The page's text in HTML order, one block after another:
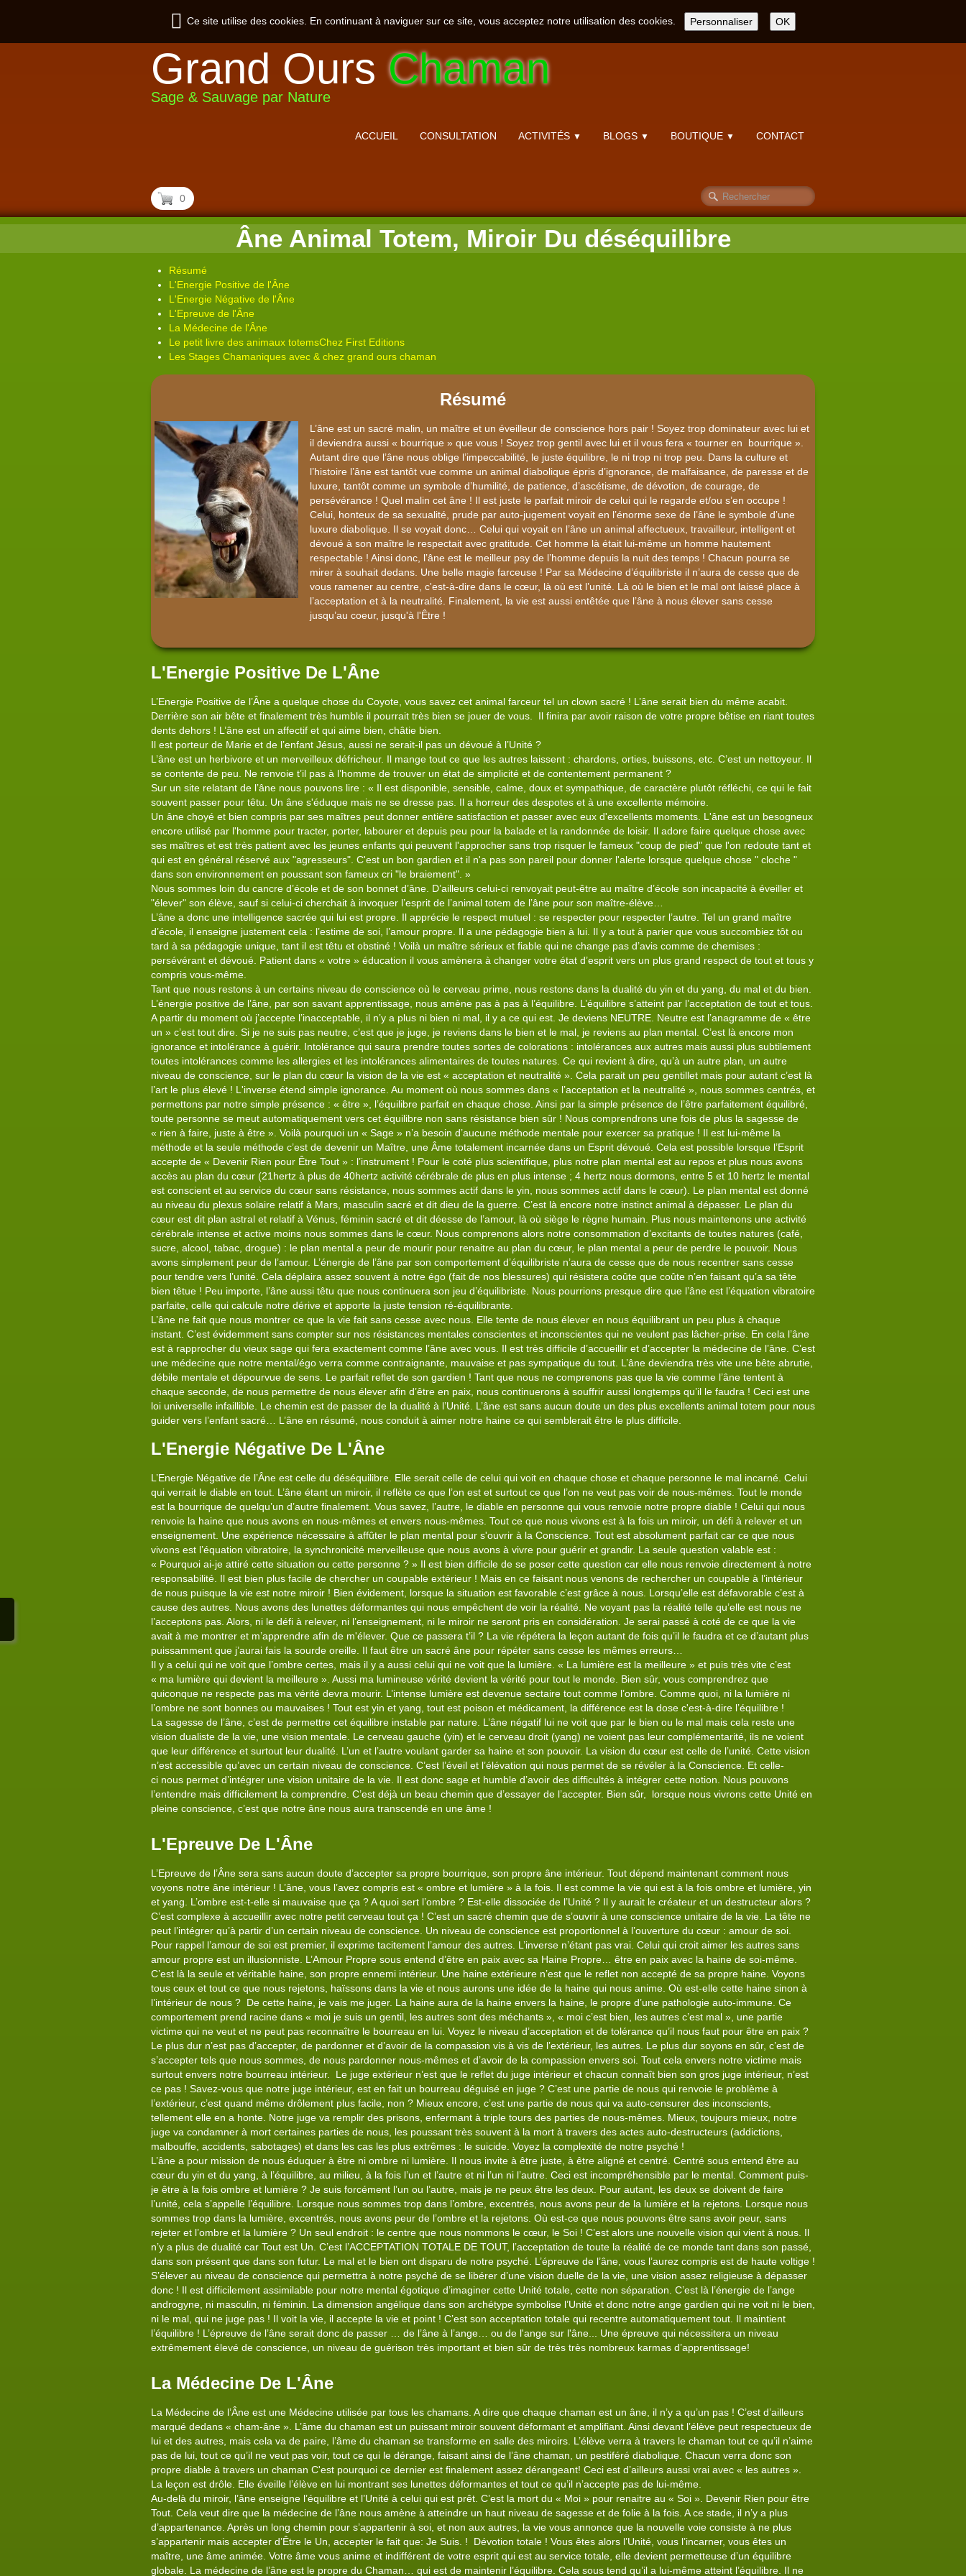
Ce site utilise des cookies. En continuant à naviguer sur ce site, vous acceptez notre utilisation des cookies. Personnaliser OK
Grand OursChaman
Sage & Sauvage par Nature
ACCUEIL CONSULTATION ACTIVITÉS ▼ BLOGS ▼ BOUTIQUE ▼ CONTACT
0
Âne Animal Totem, Miroir Du déséquilibre
Résumé
L'Energie Positive de l'Âne
L'Energie Négative de l'Âne
L'Epreuve de l'Âne
La Médecine de l'Âne
Le petit livre des animaux totemsChez First Editions
Les Stages Chamaniques avec & chez grand ours chaman
Résumé
L’âne est un sacré malin, un maître et un éveilleur de conscience hors pair ! Soyez trop dominateur avec lui et
il deviendra aussi « bourrique » que vous ! Soyez trop gentil avec lui et il vous fera « tourner en bourrique ».
Autant dire que l’âne nous oblige l’impeccabilité, le juste équilibre, le ni trop ni trop peu. Dans la culture et
l’histoire l’âne est tantôt vue comme un animal diabolique épris d’ignorance, de malfaisance, de paresse et de
luxure, tantôt comme un symbole d’humilité, de patience, d’ascétisme, de dévotion, de courage, de
persévérance ! Quel malin cet âne ! Il est juste le parfait miroir de celui qui le regarde et/ou s’en occupe !
Celui, honteux de sa sexualité, prude par auto-jugement voyait en l’énorme sexe de l’âne le symbole d’une
luxure diabolique. Il se voyait donc… Celui qui voyait en l’âne un animal affectueux, travailleur, intelligent et
dévoué à son maître le respectait avec gratitude. Cet homme là était lui-même un homme hautement
respectable ! Ainsi donc, l’âne est le meilleur psy de l’homme depuis la nuit des temps ! Chacun pourra se
mirer à souhait dedans. Une belle magie farceuse ! Par sa Médecine d’équilibriste il n’aura de cesse que de
vous ramener au centre, c'est-à-dire dans le cœur, là où est l’unité. Là où le bien et le mal ont laissé place à
l’acceptation et à la neutralité. Finalement, la vie est aussi entêtée que l’âne à nous élever sans cesse
jusqu’au coeur, jusqu'à l'Être !
L'Energie Positive De L'Âne
L’Energie Positive de l’Âne a quelque chose du Coyote, vous savez cet animal farceur tel un clown sacré ! L’âne serait bien du même acabit.
Derrière son air bête et finalement très humble il pourrait très bien se jouer de vous. Il finira par avoir raison de votre propre bêtise en riant toutes
dents dehors ! L’âne est un affectif et qui aime bien, châtie bien.
Il est porteur de Marie et de l’enfant Jésus, aussi ne serait-il pas un dévoué à l’Unité ?
L’âne est un herbivore et un merveilleux défricheur. Il mange tout ce que les autres laissent : chardons, orties, buissons, etc. C’est un nettoyeur. Il
se contente de peu. Ne renvoie t’il pas à l’homme de trouver un état de simplicité et de contentement permanent ?
Sur un site relatant de l’âne nous pouvons lire : « Il est disponible, sensible, calme, doux et sympathique, de caractère plutôt réfléchi, ce qui le fait
souvent passer pour têtu. Un âne s'éduque mais ne se dresse pas. Il a horreur des despotes et à une excellente mémoire.
Un âne choyé et bien compris par ses maîtres peut donner entière satisfaction et passer avec eux d'excellents moments. L'âne est un besogneux
encore utilisé par l'homme pour tracter, porter, labourer et depuis peu pour la balade et la randonnée de loisir. Il adore faire quelque chose avec
ses maîtres et est très patient avec les jeunes enfants qui peuvent l'approcher sans trop risquer le fameux "coup de pied" que l'on redoute tant et
qui est en général réservé aux "agresseurs". C'est un bon gardien et il n'a pas son pareil pour donner l'alerte lorsque quelque chose " cloche "
dans son environnement en poussant son fameux cri "le braiement". »
Nous sommes loin du cancre d’école et de son bonnet d’âne. D’ailleurs celui-ci renvoyait peut-être au maître d’école son incapacité à éveiller et
"élever" son élève, sauf si celui-ci cherchait à invoquer l’esprit de l’animal totem de l’âne pour son maître-élève…
L’âne a donc une intelligence sacrée qui lui est propre. Il apprécie le respect mutuel : se respecter pour respecter l’autre. Tel un grand maître
d’école, il enseigne justement cela : l’estime de soi, l’amour propre. Il a une pédagogie bien à lui. Il y a tout à parier que vous succombiez tôt ou
tard à sa pédagogie unique, tant il est têtu et obstiné ! Voilà un maître sérieux et fiable qui ne change pas d’avis comme de chemises :
persévérant et dévoué. Patient dans « votre » éducation il vous amènera à changer votre état d’esprit vers un plus grand respect de tout et tous y
compris vous-même.
Tant que nous restons à un certains niveau de conscience où le cerveau prime, nous restons dans la dualité du yin et du yang, du mal et du bien.
L’énergie positive de l’âne, par son savant apprentissage, nous amène pas à pas à l’équilibre. L’équilibre s’atteint par l’acceptation de tout et tous.
A partir du moment où j’accepte l’inacceptable, il n’y a plus ni bien ni mal, il y a ce qui est. Je deviens NEUTRE. Neutre est l’anagramme de « être
un » c’est tout dire. Si je ne suis pas neutre, c’est que je juge, je reviens dans le bien et le mal, je reviens au plan mental. C’est là encore mon
ignorance et intolérance à guérir. Intolérance qui saura prendre toutes sortes de colorations : intolérances aux autres mais aussi plus subtilement
toutes intolérances comme les allergies et les intolérances alimentaires de toutes natures. Ce qui revient à dire, qu’à un autre plan, un autre
niveau de conscience, sur le plan du cœur la vision de la vie est « acceptation et neutralité ». Cela parait un peu gentillet mais pour autant c’est là
l’art le plus élevé ! L'inverse étend simple ignorance. Au moment où nous sommes dans « l’acceptation et la neutralité », nous sommes centrés, et
permettons par notre simple présence : « être », l’équilibre parfait en chaque chose. Ainsi par la simple présence de l’être parfaitement équilibré,
toute personne se meut automatiquement vers cet équilibre non sans résistance bien sûr ! Nous comprendrons une fois de plus la sagesse de
« rien à faire, juste à être ». Voilà pourquoi un « Sage » n’a besoin d’aucune méthode mentale pour exercer sa pratique ! Il est lui-même la
méthode et la seule méthode c’est de devenir un Maître, une Âme totalement incarnée dans un Esprit dévoué. Cela est possible lorsque l’Esprit
accepte de « Devenir Rien pour Être Tout » : l’instrument ! Pour le coté plus scientifique, plus notre plan mental est au repos et plus nous avons
accès au plan du cœur (21hertz à plus de 40hertz activité cérébrale de plus en plus intense ; 4 hertz nous dormons, entre 5 et 10 hertz le mental
est conscient et au service du cœur sans résistance, nous sommes actif dans le yin, nous sommes actif dans le cœur). Le plan mental est donné
au niveau du plexus solaire relatif à Mars, masculin sacré et dit dieu de la guerre. C’est là encore notre instinct animal à dépasser. Le plan du
cœur est dit plan astral et relatif à Vénus, féminin sacré et dit déesse de l’amour, là où siège le règne humain. Plus nous maintenons une activité
cérébrale intense et active moins nous sommes dans le cœur. Nous comprenons alors notre consommation d’excitants de toutes natures (café,
sucre, alcool, tabac, drogue) : le plan mental a peur de mourir pour renaitre au plan du cœur, le plan mental a peur de perdre le pouvoir. Nous
avons simplement peur de l’amour. L’énergie de l’âne par son comportement d’équilibriste n’aura de cesse que de nous recentrer sans cesse
pour tendre vers l’unité. Cela déplaira assez souvent à notre égo (fait de nos blessures) qui résistera coûte que coûte n’en faisant qu’a sa tête
bien têtue ! Peu importe, l’âne aussi têtu que nous continuera son jeu d’équilibriste. Nous pourrions presque dire que l’âne est l’équation vibratoire
parfaite, celle qui calcule notre dérive et apporte la juste tension ré-équilibrante.
L’âne ne fait que nous montrer ce que la vie fait sans cesse avec nous. Elle tente de nous élever en nous équilibrant un peu plus à chaque
instant. C’est évidemment sans compter sur nos résistances mentales conscientes et inconscientes qui ne veulent pas lâcher-prise. En cela l’âne
est à rapprocher du vieux sage qui fera exactement comme l’âne avec vous. Il est très difficile d’accueillir et d’accepter la médecine de l’âne. C’est
une médecine que notre mental/égo verra comme contraignante, mauvaise et pas sympatique du tout. L’âne deviendra très vite une bête abrutie,
débile mentale et dépourvue de sens. Le parfait reflet de son gardien ! Tant que nous ne comprenons pas que la vie comme l’âne tentent à
chaque seconde, de nous permettre de nous élever afin d’être en paix, nous continuerons à souffrir aussi longtemps qu’il le faudra ! Ceci est une
loi universelle infaillible. Le chemin est de passer de la dualité à l’Unité. L’âne est sans aucun doute un des plus excellents animal totem pour nous
guider vers l’enfant sacré… L’âne en résumé, nous conduit à aimer notre haine ce qui semblerait être le plus difficile.
L'Energie Négative De L'Âne
L’Energie Négative de l’Âne est celle du déséquilibre. Elle serait celle de celui qui voit en chaque chose et chaque personne le mal incarné. Celui
qui verrait le diable en tout. L’âne étant un miroir, il reflète ce que l’on est et surtout ce que l’on ne veut pas voir de nous-mêmes. Tout le monde
est la bourrique de quelqu’un d’autre finalement. Vous savez, l’autre, le diable en personne qui vous renvoie notre propre diable ! Celui qui nous
renvoie la haine que nous avons en nous-mêmes et envers nous-mêmes. Tout ce que nous vivons est à la fois un miroir, un défi à relever et un
enseignement. Une expérience nécessaire à affûter le plan mental pour s'ouvrir à la Conscience. Tout est absolument parfait car ce que nous
vivons est l’équation vibratoire, la synchronicité merveilleuse que nous avons à vivre pour guérir et grandir. La seule question valable est :
« Pourquoi ai-je attiré cette situation ou cette personne ? » Il est bien difficile de se poser cette question car elle nous renvoie directement à notre
responsabilité. Il est bien plus facile de chercher un coupable extérieur ! Mais en ce faisant nous venons de rechercher un coupable à l’intérieur
de nous puisque la vie est notre miroir ! Bien évidement, lorsque la situation est favorable c’est grâce à nous. Lorsqu’elle est défavorable c’est à
cause des autres. Nous avons des lunettes déformantes qui nous empêchent de voir la réalité. Ne voyant pas la réalité telle qu’elle est nous ne
l’acceptons pas. Alors, ni le défi à relever, ni l’enseignement, ni le miroir ne seront pris en considération. Je serai passé à coté de ce que la vie
avait à me montrer et m’apprendre afin de m'élever. Que ce passera t’il ? La vie répétera la leçon autant de fois qu’il le faudra et ce d’autant plus
puissamment que j’aurai fais la sourde oreille. Il faut être un sacré âne pour répéter sans cesse les mêmes erreurs…
Il y a celui qui ne voit que l’ombre certes, mais il y a aussi celui qui ne voit que la lumière. « La lumière est la meilleure » et puis très vite c’est
« ma lumière qui devient la meilleure ». Aussi ma lumineuse vérité devient la vérité pour tout le monde. Bien sûr, vous comprendrez que
quiconque ne respecte pas ma vérité devra mourir. L’intense lumière est devenue sectaire tout comme l’ombre. Comme quoi, ni la lumière ni
l’ombre ne sont bonnes ou mauvaises ! Tout est yin et yang, tout est poison et médicament, la différence est la dose c'est-à-dire l’équilibre !
La sagesse de l’âne, c’est de permettre cet équilibre instable par nature. L’âne négatif lui ne voit que par le bien ou le mal mais cela reste une
vision dualiste de la vie, une vision mentale. Le cerveau gauche (yin) et le cerveau droit (yang) ne voient pas leur complémentarité, ils ne voient
que leur différence et surtout leur dualité. L’un et l’autre voulant garder sa haine et son pouvoir. La vision du cœur est celle de l’unité. Cette vision
n’est accessible qu’avec un certain niveau de conscience. C’est l’éveil et l’élévation qui nous permet de se révéler à la Conscience. Et celle-
ci nous permet d’intégrer une vision unitaire de la vie. Il est donc sage et humble d’avoir des difficultés à intégrer cette notion. Nous pouvons
l’entendre mais difficilement la comprendre. C’est déjà un beau chemin que d’essayer de l’accepter. Bien sûr, lorsque nous vivrons cette Unité en
pleine conscience, c’est que notre âne nous aura transcendé en une âme !
L'Epreuve De L'Âne
L’Epreuve de l’Âne sera sans aucun doute d’accepter sa propre bourrique, son propre âne intérieur. Tout dépend maintenant comment nous
voyons notre âne intérieur ! L’âne, vous l’avez compris est « ombre et lumière » à la fois. Il est comme la vie qui est à la fois ombre et lumière, yin
et yang. L’ombre est-t-elle si mauvaise que ça ? A quoi sert l’ombre ? Est-elle dissociée de l’Unité ? Il y aurait le créateur et un destructeur alors ?
C’est complexe à accueillir avec notre petit cerveau tout ça ! C’est un sacré chemin que de s’ouvrir à une conscience unitaire de la vie. La tête ne
peut l’intégrer qu’à partir d’un certain niveau de conscience. Un niveau de conscience est proportionnel à l’ouverture du cœur : amour de soi.
Pour rappel l’amour de soi est premier, il exprime tacitement l’amour des autres. L’inverse n’étant pas vrai. Celui qui croit aimer les autres sans
amour propre est un illusionniste. L’Amour Propre sous entend d’être en paix avec sa Haine Propre… être en paix avec la haine de soi-même.
C’est là la seule et véritable haine, son propre ennemi intérieur. Une haine extérieure n’est que le reflet non accepté de sa propre haine. Voyons
tous ceux et tout ce que nous rejetons, haïssons dans la vie et nous aurons une idée de la haine qui nous anime. Où est-elle cette haine sinon à
l’intérieur de nous ? De cette haine, je vais me juger. La haine aura de la haine envers la haine, le propre d’une pathologie auto-immune. Ce
comportement prend racine dans « moi je suis un gentil, les autres sont des méchants », « moi c’est bien, les autres c’est mal », une partie
victime qui ne veut et ne peut pas reconnaître le bourreau en lui. Voyez le niveau d’acceptation et de tolérance qu’il nous faut pour être en paix ?
Le plus dur n’est pas d’accepter, de pardonner et d’avoir de la compassion vis à vis de l’extérieur, les autres. Le plus dur soyons en sûr, c’est de
s’accepter tels que nous sommes, de nous pardonner nous-mêmes et d’avoir de la compassion envers soi. Tout cela envers notre victime mais
surtout envers notre bourreau intérieur. Le juge extérieur n’est que le reflet du juge intérieur et chacun connaît bien son gros juge intérieur, n’est
ce pas ! Savez-vous que notre juge intérieur, est en fait un bourreau déguisé en juge ? C’est une partie de nous qui renvoie le problème à
l’extérieur, c’est quand même drôlement plus facile, non ? Mieux encore, c’est une partie de nous qui va auto-censurer des inconscients,
tellement elle en a honte. Notre juge va remplir des prisons, enfermant à triple tours des parties de nous-mêmes. Mieux, toujours mieux, notre
juge va condamner à mort certaines parties de nous, les poussant très souvent à la mort à travers des actes auto-destructeurs (addictions,
malbouffe, accidents, sabotages) et dans les cas les plus extrêmes : le suicide. Voyez la complexité de notre psyché !
L’âne a pour mission de nous éduquer à être ni ombre ni lumière. Il nous invite à être juste, à être aligné et centré. Centré sous entend être au
cœur du yin et du yang, à l’équilibre, au milieu, à la fois l’un et l’autre et ni l’un ni l’autre. Ceci est incompréhensible par le mental. Comment puis-
je être à la fois ombre et lumière ? Je suis forcément l’un ou l’autre, mais je ne peux être les deux. Pour autant, les deux se doivent de faire
l’unité, cela s’appelle l’équilibre. Lorsque nous sommes trop dans l’ombre, excentrés, nous avons peur de la lumière et la rejetons. Lorsque nous
sommes trop dans la lumière, excentrés, nous avons peur de l’ombre et la rejetons. Où est-ce que nous pouvons être sans avoir peur, sans
rejeter et l’ombre et la lumière ? Un seul endroit : le centre que nous nommons le cœur, le Soi ! C’est alors une nouvelle vision qui vient à nous. Il
n’y a plus de dualité car Tout est Un. C’est l’ACCEPTATION TOTALE DE TOUT, l’acceptation de toute la réalité de ce monde tant dans son passé,
dans son présent que dans son futur. Le mal et le bien ont disparu de notre psyché. L’épreuve de l’âne, vous l’aurez compris est de haute voltige !
S’élever au niveau de conscience qui permettra à notre psyché de se libérer d’une vision duelle de la vie, une vision assez religieuse à dépasser
donc ! Il est difficilement assimilable pour notre mental égotique d’imaginer cette Unité totale, cette non séparation. C’est là l’énergie de l’ange
androgyne, ni masculin, ni féminin. La dimension angélique dans son archétype symbolise l’Unité et donc notre ange gardien qui ne voit ni le bien,
ni le mal, qui ne juge pas ! Il voit la vie, il accepte la vie et point ! C’est son acceptation totale qui recentre automatiquement tout. Il maintient
l’équilibre ! L’épreuve de l’âne serait donc de passer … de l’âne à l’ange… ou de l'ange sur l'âne... Une épreuve qui nécessitera un niveau
extrêmement élevé de conscience, un niveau de guérison très important et bien sûr de très très nombreux karmas d’apprentissage!
La Médecine De L'Âne
La Médecine de l’Âne est une Médecine utilisée par tous les chamans. A dire que chaque chaman est un âne, il n’y a qu’un pas ! C’est d’ailleurs
marqué dedans « cham-âne ». L’âme du chaman est un puissant miroir souvent déformant et amplifiant. Ainsi devant l’élève peut respectueux de
lui et des autres, mais cela va de paire, l’âme du chaman se transforme en salle des miroirs. L’élève verra à travers le chaman tout ce qu’il n’aime
pas de lui, tout ce qu’il ne veut pas voir, tout ce qui le dérange, faisant ainsi de l’âne chaman, un pestiféré diabolique. Chacun verra donc son
propre diable à travers un chaman C'est pourquoi ce dernier est finalement assez dérangeant! Ceci est d’ailleurs aussi vrai avec « les autres ».
La leçon est drôle. Elle éveille l’élève en lui montrant ses lunettes déformantes et tout ce qu’il n’accepte pas de lui-même.
Au-delà du miroir, l’âne enseigne l’équilibre et l’Unité à celui qui est prêt. C’est la mort du « Moi » pour renaitre au « Soi ». Devenir Rien pour être
Tout. Cela veut dire que la médecine de l’âne nous amène à atteindre un haut niveau de sagesse et de folie à la fois. A ce stade, il n’y a plus
d’appartenance. Après un long chemin pour s’appartenir à soi, et non aux autres, la vie vous annonce que la nouvelle voie consiste à ne plus
s’appartenir mais accepter d’Être le Un, accepter le fait que: Je Suis. ! Dévotion totale ! Vous êtes alors l’Unité, vous l’incarner, vous êtes un
maître, une âme animée. Votre âme vous anime et indifférent de votre esprit qui est au service totale, elle devient permetteuse d’un équilibre
globale. La médecine de l’âne est le propre du Chaman… qui est de maintenir l’équilibre. Cela sous tend qu’il a lui-même atteint l’équilibre. Il ne